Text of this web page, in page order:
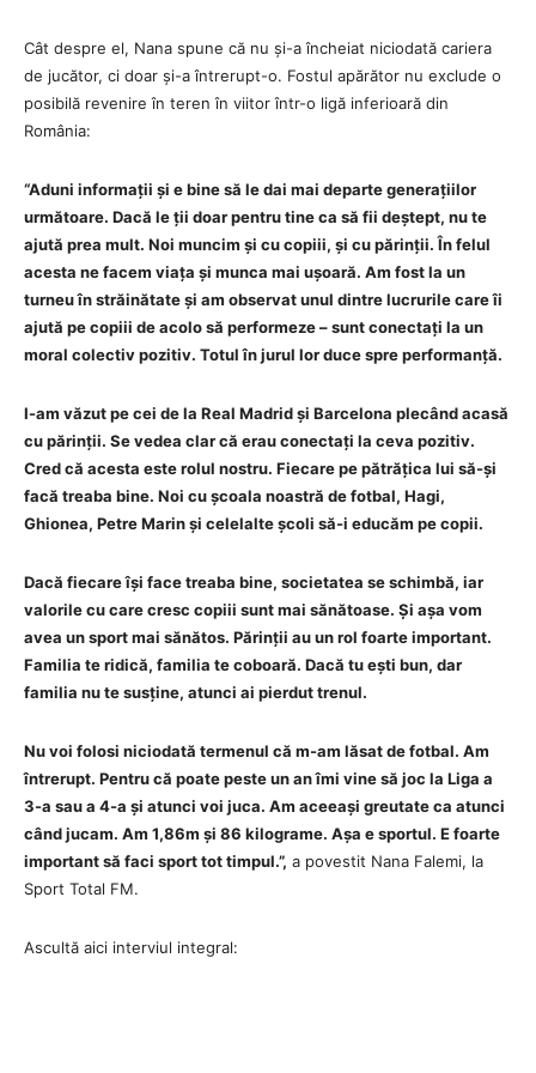
Cât despre el, Nana spune că nu și-a încheiat niciodată cariera
de jucător, ci doar și-a întrerupt-o. Fostul apărător nu exclude o
posibilă revenire în teren în viitor într-o ligă inferioară din
România:
“Aduni informații și e bine să le dai mai departe generațiilor
următoare. Dacă le ții doar pentru tine ca să fii deștept, nu te
ajută prea mult. Noi muncim și cu copiii, și cu părinții. În felul
acesta ne facem viața și munca mai ușoară. Am fost la un
turneu în străinătate și am observat unul dintre lucrurile care îi
ajută pe copiii de acolo să performeze – sunt conectați la un
moral colectiv pozitiv. Totul în jurul lor duce spre performanță.
I-am văzut pe cei de la Real Madrid și Barcelona plecând acasă
cu părinții. Se vedea clar că erau conectați la ceva pozitiv.
Cred că acesta este rolul nostru. Fiecare pe pătrățica lui să-și
facă treaba bine. Noi cu școala noastră de fotbal, Hagi,
Ghionea, Petre Marin și celelalte școli să-i educăm pe copii.
Dacă fiecare își face treaba bine, societatea se schimbă, iar
valorile cu care cresc copiii sunt mai sănătoase. Și așa vom
avea un sport mai sănătos. Părinții au un rol foarte important.
Familia te ridică, familia te coboară. Dacă tu ești bun, dar
familia nu te susține, atunci ai pierdut trenul.
Nu voi folosi niciodată termenul că m-am lăsat de fotbal. Am
întrerupt. Pentru că poate peste un an îmi vine să joc la Liga a
3-a sau a 4-a și atunci voi juca. Am aceeași greutate ca atunci
când jucam. Am 1,86m și 86 kilograme. Așa e sportul. E foarte
important să faci sport tot timpul.”, a povestit Nana Falemi, la
Sport Total FM.
Ascultă aici interviul integral: